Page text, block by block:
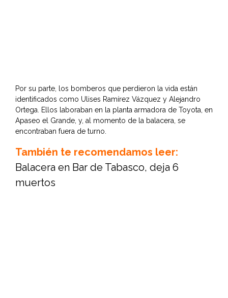
Por su parte, los bomberos que perdieron la vida están
identificados como Ulises Ramírez Vázquez y Alejandro
Ortega. Ellos laboraban en la planta armadora de Toyota, en
Apaseo el Grande, y, al momento de la balacera, se
encontraban fuera de turno.
También te recomendamos leer:
Balacera en Bar de Tabasco, deja 6
muertos